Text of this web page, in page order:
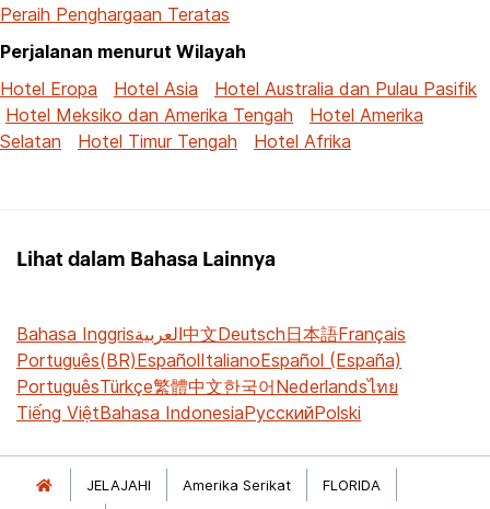
Peraih Penghargaan Teratas
Perjalanan menurut Wilayah
Hotel Eropa
Hotel Asia
Hotel Australia dan Pulau Pasifik
Hotel Meksiko dan Amerika Tengah
Hotel Amerika
Selatan
Hotel Timur Tengah Hotel Afrika
Lihat dalam Bahasa Lainnya
Bahasa Inggrisالعربية中文Deutsch日本語Français
Português(BR)EspañolItalianoEspañol (España)
PortuguêsTürkçe繁體中文한국어Nederlandsไทย
Tiếng ViệtBahasa IndonesiaРусскийPolski
JELAJAHI Amerika Serikat
FLORIDA